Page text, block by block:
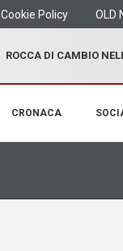
Cookie Policy OLD
ROCCA DI CAMBIO
CRONACA